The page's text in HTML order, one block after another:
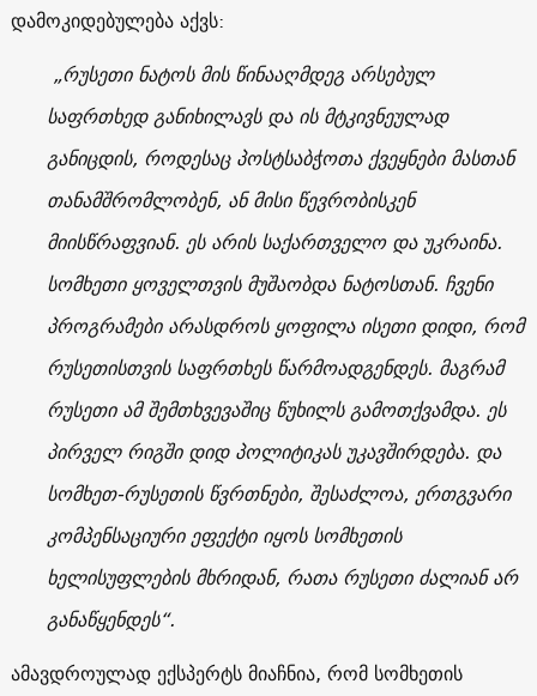
დამოკიდებულება აქვს:
„რუსეთი ნატოს მის წინააღმდეგ არსებულ
საფრთხედ განიხილავს და ის მტკივნეულად
განიცდის, როდესაც პოსტსაბჭოთა ქვეყნები მასთან
თანამშრომლობენ, ან მისი წევრობისკენ
მიისწრაფვიან. ეს არის საქართველო და უკრაინა.
სომხეთი ყოველთვის მუშაობდა ნატოსთან. ჩვენი
პროგრამები არასდროს ყოფილა ისეთი დიდი, რომ
რუსეთისთვის საფრთხეს წარმოადგენდეს. მაგრამ
რუსეთი ამ შემთხვევაშიც წუხილს გამოთქვამდა. ეს
პირველ რიგში დიდ პოლიტიკას უკავშირდება. და
სომხეთ-რუსეთის წვრთნები, შესაძლოა, ერთგვარი
კომპენსაციური ეფექტი იყოს სომხეთის
ხელისუფლების მხრიდან, რათა რუსეთი ძალიან არ
განაწყენდეს“.
ამავდროულად ექსპერტს მიაჩნია, რომ სომხეთის